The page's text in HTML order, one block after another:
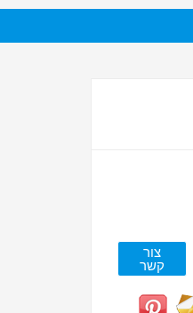
צור
קשר